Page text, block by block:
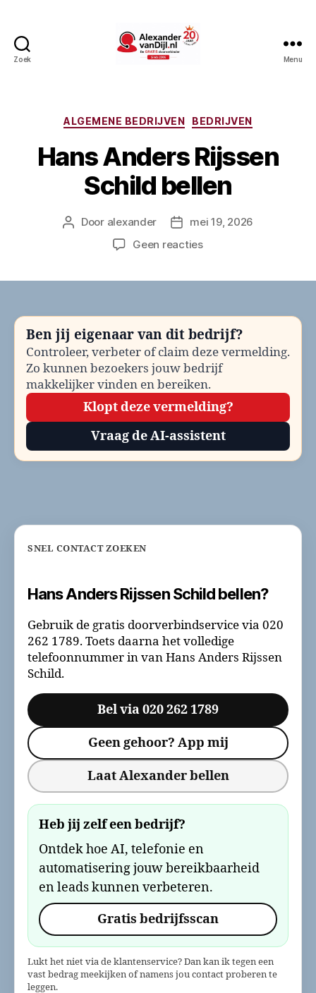
Zoek Menu
Categorieën
ALGEMENE BEDRIJVEN BEDRIJVEN
Hans Anders Rijssen
Schild bellen
Berichtauteur
Door alexander Berichtdatum
mei 19, 2026
Geen reactiesop
bellen
Ben jij eigenaar van dit bedrijf?
Controleer, verbeter of claim deze vermelding.
Zo kunnen bezoekers jouw bedrijf
makkelijker vinden en bereiken.
Klopt deze vermelding?
Vraag de AI-assistent
SNEL CONTACT ZOEKEN
Hans Anders Rijssen Schild bellen?
Gebruik de gratis doorverbindservice via 020
262 1789. Toets daarna het volledige
telefoonnummer in van Hans Anders Rijssen
Schild.
Bel via 020 262 1789
Geen gehoor? App mij
Laat Alexander bellen
Heb jij zelf een bedrijf?
Ontdek hoe AI, telefonie en
automatisering jouw bereikbaarheid
en leads kunnen verbeteren.
Gratis bedrijfsscan
Lukt het niet via de klantenservice? Dan kan ik tegen een
vast bedrag meekijken of namens jou contact proberen te
leggen.